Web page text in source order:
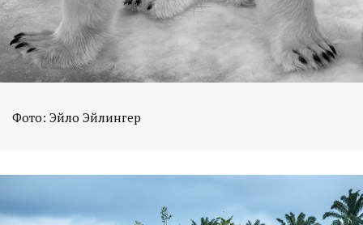
Фото: Эйло Эйлингер